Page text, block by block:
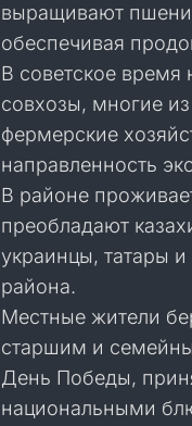
выращивают
обеспечивая
В советское время
совхозы, многие
фермерские
направленность
В районе
преобладают
украинцы, татары
района.
Местные жители
старшим и
День Победы,
национальными